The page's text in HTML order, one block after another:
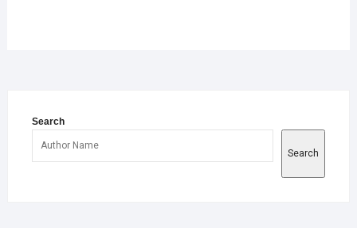
Search
Search